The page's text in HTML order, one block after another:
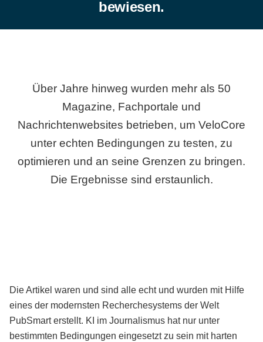
bewiesen.
Über Jahre hinweg wurden mehr als 50
Magazine, Fachportale und
Nachrichtenwebsites betrieben, um VeloCore
unter echten Bedingungen zu testen, zu
optimieren und an seine Grenzen zu bringen.
Die Ergebnisse sind erstaunlich.
Die Artikel waren und sind alle echt und wurden mit Hilfe
eines der modernsten Recherchesystems der Welt
PubSmart erstellt. KI im Journalismus hat nur unter
bestimmten Bedingungen eingesetzt zu sein mit harten